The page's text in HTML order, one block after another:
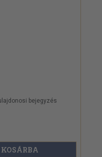
bejegyzés
KOSÁRBA